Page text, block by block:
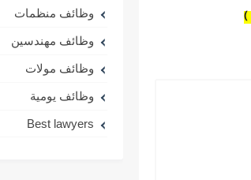
) وظائف منظمات
وظائف مهندسين
وظائف مولات
وظائف يومية
Best lawyers